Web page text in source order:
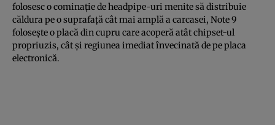
folosesc o cominaţie de headpipe-uri menite să distribuie
căldura pe o suprafaţă cât mai amplă a carcasei, Note 9
foloseşte o placă din cupru care acoperă atât chipset-ul
propriuzis, cât şi regiunea imediat învecinată de pe placa
electronică.